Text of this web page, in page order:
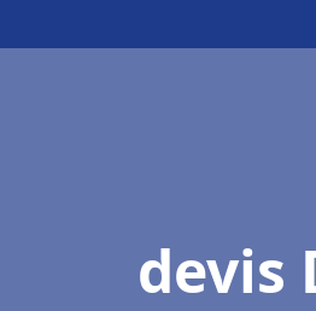
devis